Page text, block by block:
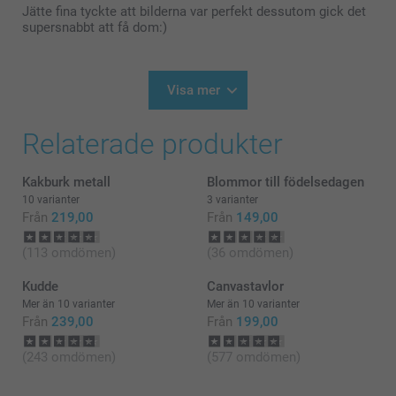
till det lite extra vid denna årstiden. Tack för att du
valt att beställa hos oss 😊
Varma hälsningar
Jätte fina tyckte att bilderna var perfekt dessutom gick det
supersnabbt att få dom:)
Visa mer
Relaterade produkter
Kakburk metall
10 varianter
Från 219,00
(113 omdömen)
Blommor till födelsedagen
3 varianter
Från 149,00
(36 omdömen)
Kudde
Mer än 10 varianter
Från 239,00
(243 omdömen)
Canvastavlor
Mer än 10 varianter
Från 199,00
(577 omdömen)